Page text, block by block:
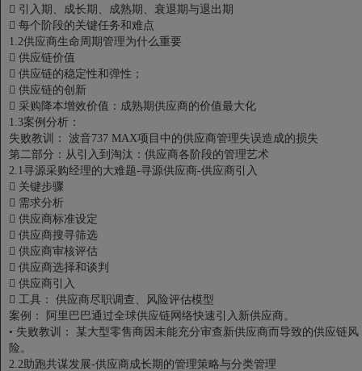
 引入期、成长期、成熟期、衰退期与退出期
 每个阶段的关键任务和难点
1.2供应商生命周期管理为什么重要
 供应链价值
 供应链的稳定性和弹性；
 供应链的创新
 采购降本增效价值：成熟期供应商的价值最大化
1.3案例分析：
失败教训： 波音737 MAX项目中的供应商管理失误造成的损失
第二部分：从引入到淘汰：供应商各阶段的管理艺术
2.1寻源采购经理的大难题-寻源供应商-供应商引入
 关键步骤
 需求分析
 供应商标准设定
 供应商搜寻筛选
 供应商审核评估
 供应商选择和谈判
 供应商引入
 工具： 供应商尽职调查、风险评估模型
案例： 阿里巴巴通过全球供应链网络快速引入新供应商。
• 失败教训： 某大型零售商因未能充分审查新供应商而导致的供应链风
险。
2.2助跑共谋发展-供应商成长期的管理策略与分类管理